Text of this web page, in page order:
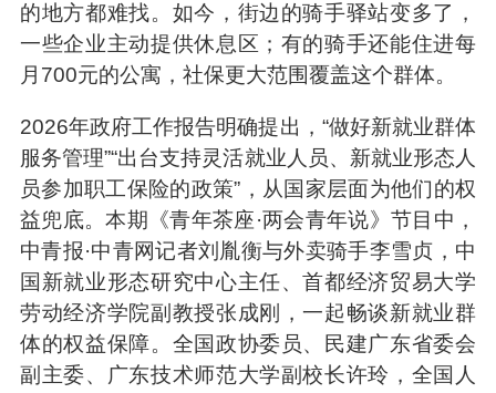
的地方都难找。如今，街边的骑手驿站变多了，
一些企业主动提供休息区；有的骑手还能住进每
月700元的公寓，社保更大范围覆盖这个群体。
2026年政府工作报告明确提出，“做好新就业群体
服务管理”“出台支持灵活就业人员、新就业形态人
员参加职工保险的政策”，从国家层面为他们的权
益兜底。本期《青年茶座·两会青年说》节目中，
中青报·中青网记者刘胤衡与外卖骑手李雪贞，中
国新就业形态研究中心主任、首都经济贸易大学
劳动经济学院副教授张成刚，一起畅谈新就业群
体的权益保障。全国政协委员、民建广东省委会
副主委、广东技术师范大学副校长许玲，全国人